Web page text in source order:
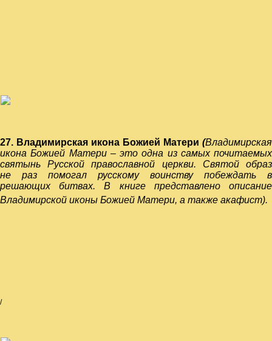
27. Владимирская икона Божией Матери (Владимирская
икона Божией Матери – это одна из самых почитаемых
святынь Русской православной церкви. Святой образ
не раз помогал русскому воинству побеждать в
решающих битвах. В книге представленоописание
Владимирской иконы Божией Матери, а также акафист).
/